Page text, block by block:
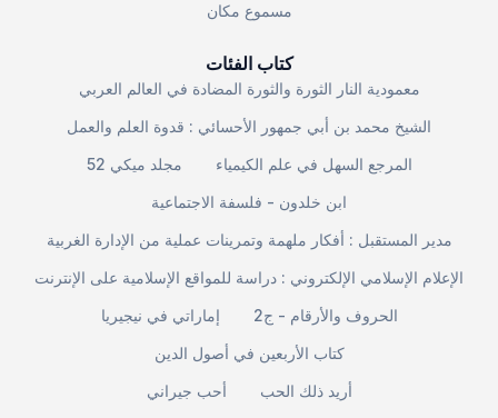
مسموع مكان
كتاب الفئات
معمودية النار الثورة والثورة المضادة في العالم العربي
الشيخ محمد بن أبي جمهور الأحسائي : قدوة العلم والعمل
مجلد ميكي 52
المرجع السهل في علم الكيمياء
ابن خلدون - فلسفة الاجتماعية
مدير المستقبل : أفكار ملهمة وتمرينات عملية من الإدارة الغربية
الإعلام الإسلامي الإلكتروني : دراسة للمواقع الإسلامية على الإنترنت
إماراتي في نيجيريا
الحروف والأرقام - ج2
كتاب الأربعين في أصول الدين
أحب جيراني
أريد ذلك الحب